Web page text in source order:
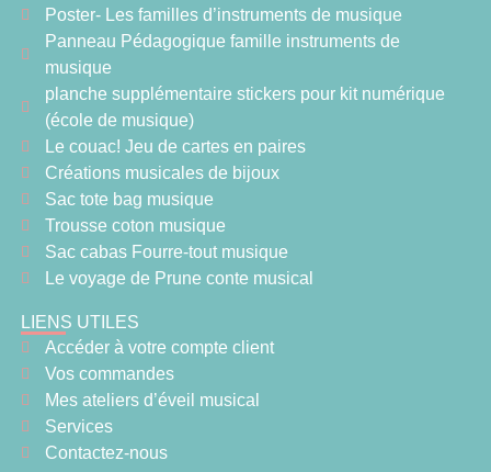
Poster- Les familles d’instruments de musique
Panneau Pédagogique famille instruments de
musique
planche supplémentaire stickers pour kit numérique
(école de musique)
Le couac! Jeu de cartes en paires
Créations musicales de bijoux
Sac tote bag musique
Trousse coton musique
Sac cabas Fourre-tout musique
Le voyage de Prune conte musical
LIENS UTILES
Accéder à votre compte client
Vos commandes
Mes ateliers d’éveil musical
Services
Contactez-nous